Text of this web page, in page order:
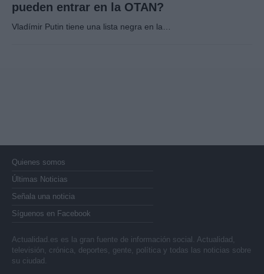
pueden entrar en la OTAN?
Vladímir Putin tiene una lista negra en la…
Quienes somos
Últimas Noticias
Señala una noticia
Síguenos en Facebook
Actualidad.es es la gran fuente de información social. Actualidad,
televisión, crónica, deportes, gente, política y todas las noticias sobre
su ciudad.